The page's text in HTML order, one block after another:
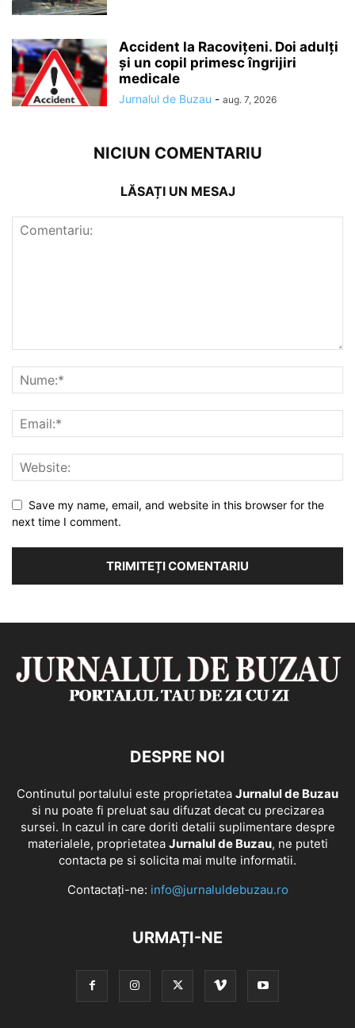
Accident la Racovițeni. Doi adulți
și un copil primesc îngrijiri
medicale
Jurnalul de Buzau - aug. 7, 2026
NICIUN COMENTARIU
LĂSAȚI UN MESAJ
Save my name, email, and website in this browser for the
next time I comment.
DESPRE NOI
Continutul portalului este proprietatea Jurnalul de Buzau
si nu poate fi preluat sau difuzat decat cu precizarea
sursei. In cazul in care doriti detalii suplimentare despre
materialele, proprietatea Jurnalul de Buzau, ne puteti
contacta pe si solicita mai multe informatii.
Contactați-ne: info@jurnaluldebuzau.ro
URMAȚI-NE